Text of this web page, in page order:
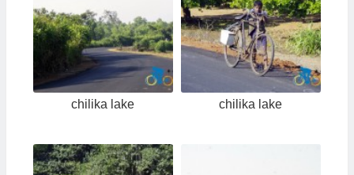
chilika lake chilika lake